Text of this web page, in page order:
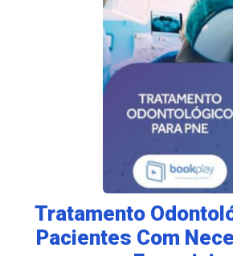
Tratamento
Pacientes Com